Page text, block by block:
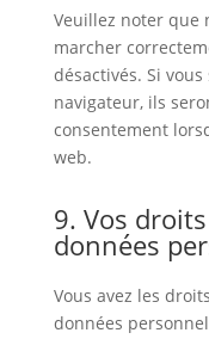
Veuillez noter que
marcher
désactivés. Si
navigateur, ils
consentement
web.
9. Vos
données
Vous avez les
données